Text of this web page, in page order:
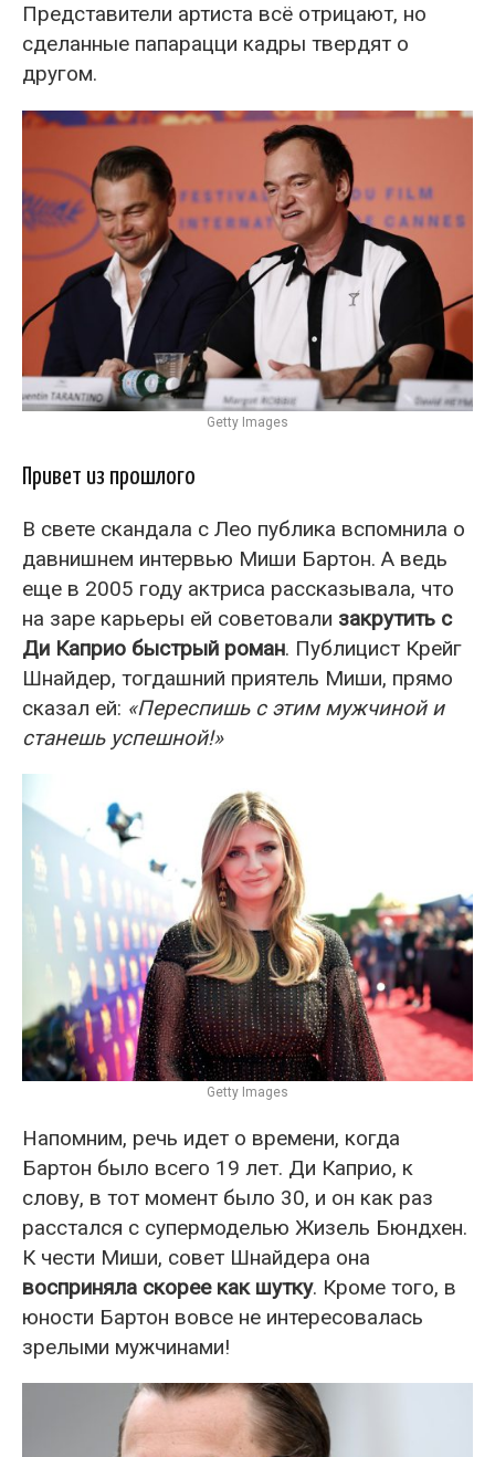
Представители артиста всё отрицают, но
сделанные папарацци кадры твердят о
другом.
Getty Images
Привет из прошлого
В свете скандала с Лео публика вспомнила о
давнишнем интервью Миши Бартон. А ведь
еще в 2005 году актриса рассказывала, что
на заре карьеры ей советовали закрутить с
Ди Каприо быстрый роман. Публицист Крейг
Шнайдер, тогдашний приятель Миши, прямо
сказал ей: «Переспишь с этим мужчиной и
станешь успешной!»
Getty Images
Напомним, речь идет о времени, когда
Бартон было всего 19 лет. Ди Каприо, к
слову, в тот момент было 30, и он как раз
расстался с супермоделью Жизель Бюндхен.
К чести Миши, совет Шнайдера она
восприняла скорее как шутку. Кроме того, в
юности Бартон вовсе не интересовалась
зрелыми мужчинами!